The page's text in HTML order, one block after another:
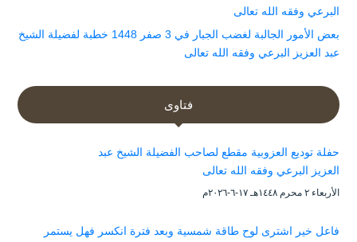
البرعي وفقه الله تعالى
بعض الأمور الجالبة لغضب الجبار في 3 صفر 1448 خطبة لفضيلة الشيخ
عبد العزيز البرعي وفقه الله تعالى
فتاوى
حفلة توديع العزوبية مقطع لصاحب الفضيلة الشيخ عبد
العزيز البرعي وفقه الله تعالى
الأربعاء ۲ محرم ۱٤٤۸هـ ۱۷-٦-۲۰۲٦م
فاعل خير اشترى لوح طاقة شمسية وبعد فترة انكسر فهل يستمر